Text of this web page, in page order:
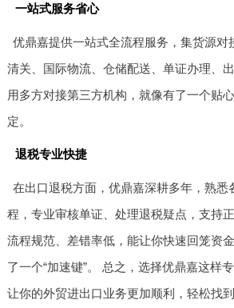
一站式服务省心
优鼎嘉提供一站式全流程服务，集货源对
清关、国际物流、仓储配送、单证办理、
用多方对接第三方机构，就像有了一个贴
定。
退税专业快捷
在出口退税方面，优鼎嘉深耕多年，熟悉
程，专业审核单证、处理退税疑点，支持
流程规范、差错率低，能让你快速回笼资
了一个“加速键”。 总之，选择优鼎嘉这样
让你的外贸进出口业务更加顺利，轻松找